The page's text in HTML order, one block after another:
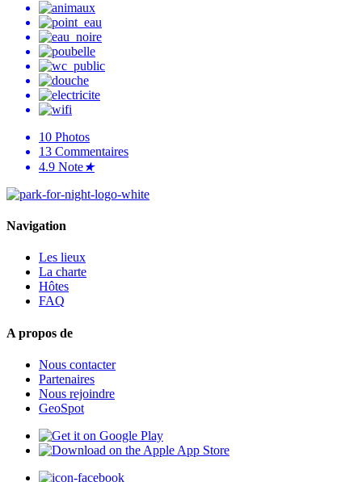
10 Photos
13 Commentaires
4.9 Note★
Navigation
Les lieux
La charte
Hôtes
FAQ
A propos de
Nous contacter
Partenaires
Nous rejoindre
GeoSpot